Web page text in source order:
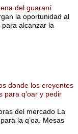
del guaraní
la oportunidad al
alcanzar la
donde los creyentes
para q’oar y pedir
del mercado La
la q’oa. Mesas